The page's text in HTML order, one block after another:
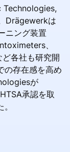
Technologies,
Drägewerkは
ニング装置
、
各社も研究開
の存在感を高め
が
承認を取